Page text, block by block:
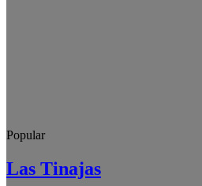
Popular
Las Tinajas